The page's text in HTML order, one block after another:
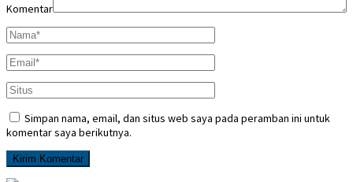
Komentar
Simpan nama, email, dan situs web saya pada peramban ini untuk
komentar saya berikutnya.